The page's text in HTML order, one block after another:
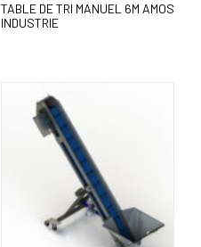
TABLE DE TRI MANUEL 6M AMOS
INDUSTRIE